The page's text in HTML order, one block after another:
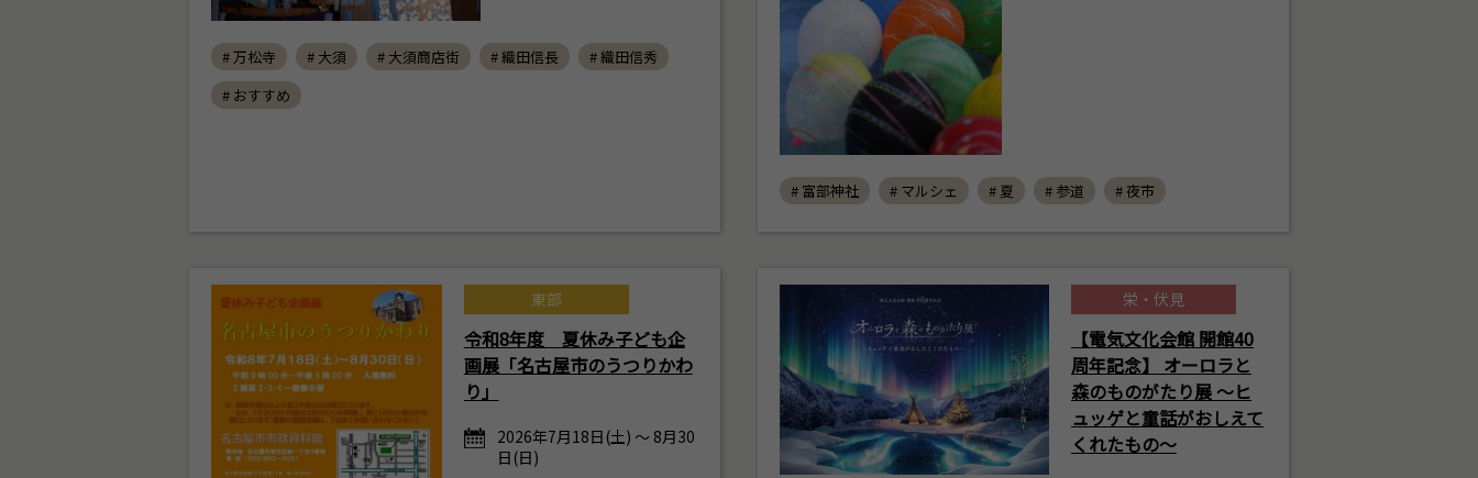
# 万松寺 # 大須 # 大須商店街 # 織田信長
# 織田信秀
# おすすめ
# 富部神社 # マルシェ # 夏 # 参道 # 夜市
東部
令和8年度 夏休み子ども企
画展「名古屋市のうつりかわ
り」
2026年7月18日(土) ～ 8月30
日(日)
栄・伏見
【電気文化会館 開館40
周年記念】 オーロラと
森のものがたり展 ～ヒ
ュッゲと童話がおしえて
くれたもの～